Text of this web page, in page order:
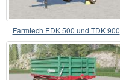
Farmtech EDK 500 und TDK 900